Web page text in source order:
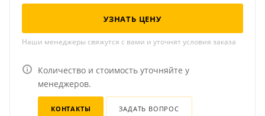
УЗНАТЬ ЦЕНУ
Наши менеджеры свяжутся с вами и уточнят условия заказа
Количество и стоимость уточняйте у
менеджеров.
КОНТАКТЫ ЗАДАТЬ ВОПРОС